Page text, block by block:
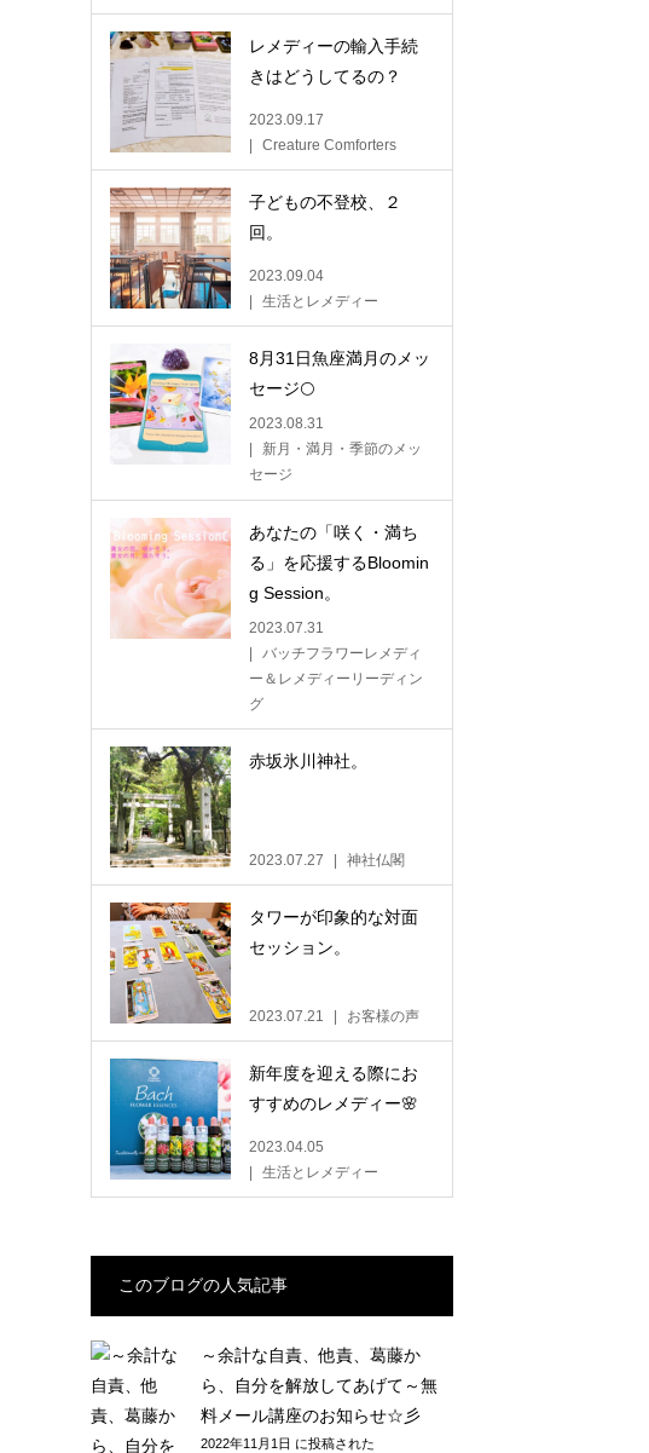
レメディーの輸入手続
きはどうしてるの？
2023.09.17
Creature Comforters
子どもの不登校、２
回。
2023.09.04
生活とレメディー
8月31日魚座満月のメッ
セージ🌕
2023.08.31
新月・満月・季節のメッ
セージ
あなたの「咲く・満ち
る」を応援するBloomin
g Session。
2023.07.31
バッチフラワーレメディ
ー＆レメディーリーディン
グ
赤坂氷川神社。
2023.07.27 神社仏閣
タワーが印象的な対面
セッション。
2023.07.21 お客様の声
新年度を迎える際にお
すすめのレメディー🌸
2023.04.05
生活とレメディー
このブログの人気記事
～余計な自責、他責、葛藤か
ら、自分を解放してあげて～無
料メール講座のお知らせ☆彡
2022年11月1日 に投稿された